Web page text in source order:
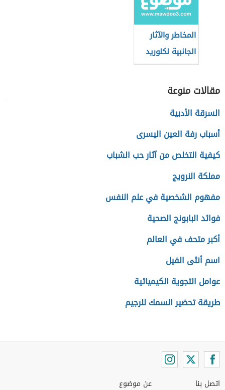
المخاطر والآثار
الجانبية لكلوريد
الصوديوم
مقالات منوعة
السرقة الأدبية
أسباب رفة العين اليسرى
كيفية التخلص من آثار حب الشباب
مملكة النرويج
مفهوم الشخصية في علم النفس
فوائد البابونج الصحية
أكبر متحف في العالم
اسم أنثى الفيل
عوامل التجوية الكيميائية
طريقة تحضير السمك للرجيم
اتصل بنا عن موضوع